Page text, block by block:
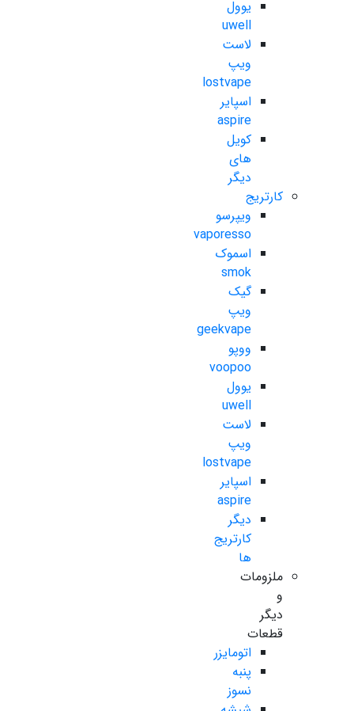
یوول
uwell
لاست
ویپ
lostvape
اسپایر
aspire
کویل
های
دیگر
کارتریج
ویپرسو
vaporesso
اسموک
smok
گیک
ویپ
geekvape
ووپو
voopoo
یوول
uwell
لاست
ویپ
lostvape
اسپایر
aspire
دیگر
کارتریج
ها
ملزومات
و
دیگر
قطعات
اتومایزر
پنبه
نسوز